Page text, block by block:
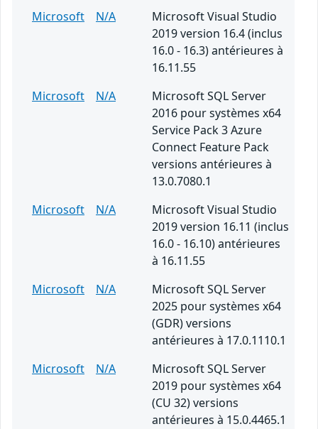
Microsoft
N/A
Microsoft Visual Studio
2019 version 16.4 (inclus
16.0 - 16.3) antérieures à
16.11.55
Microsoft
N/A
Microsoft SQL Server
2016 pour systèmes x64
Service Pack 3 Azure
Connect Feature Pack
versions antérieures à
13.0.7080.1
Microsoft
N/A
Microsoft Visual Studio
2019 version 16.11 (inclus
16.0 - 16.10) antérieures
à 16.11.55
Microsoft
N/A
Microsoft SQL Server
2025 pour systèmes x64
(GDR) versions
antérieures à 17.0.1110.1
Microsoft
N/A
Microsoft SQL Server
2019 pour systèmes x64
(CU 32) versions
antérieures à 15.0.4465.1